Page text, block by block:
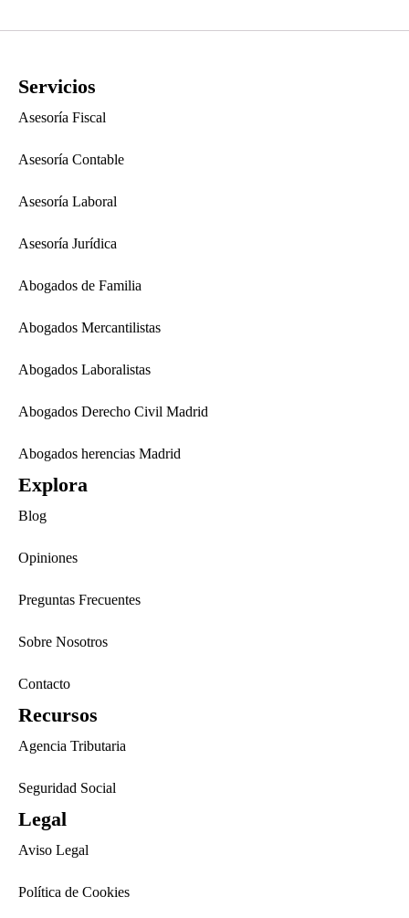
Servicios
Asesoría Fiscal
Asesoría Contable
Asesoría Laboral
Asesoría Jurídica
Abogados de Familia
Abogados Mercantilistas
Abogados Laboralistas
Abogados Derecho Civil Madrid
Abogados herencias Madrid
Explora
Blog
Opiniones
Preguntas Frecuentes
Sobre Nosotros
Contacto
Recursos
Agencia Tributaria
Seguridad Social
Legal
Aviso Legal
Política de Cookies